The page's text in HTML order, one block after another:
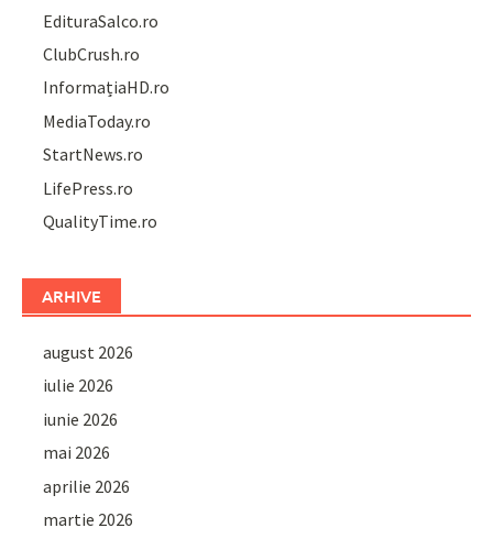
EdituraSalco.ro
ClubCrush.ro
InformațiaHD.ro
MediaToday.ro
StartNews.ro
LifePress.ro
QualityTime.ro
ARHIVE
august 2026
iulie 2026
iunie 2026
mai 2026
aprilie 2026
martie 2026